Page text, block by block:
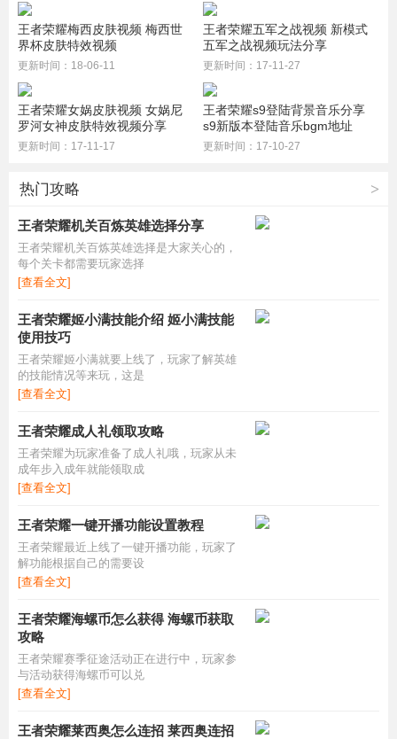
王者荣耀梅西皮肤视频 梅西世
界杯皮肤特效视频
更新时间：18-06-11
王者荣耀五军之战视频 新模式
五军之战视频玩法分享
更新时间：17-11-27
王者荣耀女娲皮肤视频 女娲尼
罗河女神皮肤特效视频分享
更新时间：17-11-17
王者荣耀s9登陆背景音乐分享
s9新版本登陆音乐bgm地址
更新时间：17-10-27
热门攻略 >
王者荣耀机关百炼英雄选择分享
王者荣耀机关百炼英雄选择是大家关心的，
每个关卡都需要玩家选择
[查看全文]
王者荣耀姬小满技能介绍 姬小满技能
使用技巧
王者荣耀姬小满就要上线了，玩家了解英雄
的技能情况等来玩，这是
[查看全文]
王者荣耀成人礼领取攻略
王者荣耀为玩家准备了成人礼哦，玩家从未
成年步入成年就能领取成
[查看全文]
王者荣耀一键开播功能设置教程
王者荣耀最近上线了一键开播功能，玩家了
解功能根据自己的需要设
[查看全文]
王者荣耀海螺币怎么获得 海螺币获取
攻略
王者荣耀赛季征途活动正在进行中，玩家参
与活动获得海螺币可以兑
[查看全文]
王者荣耀莱西奥怎么连招 莱西奥连招